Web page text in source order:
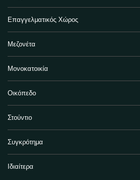
Επαγγελματικός Χώρος
Μεζονέτα
Μονοκατοικία
Οικόπεδο
Στούντιο
Συγκρότημα
Ιδιαίτερα